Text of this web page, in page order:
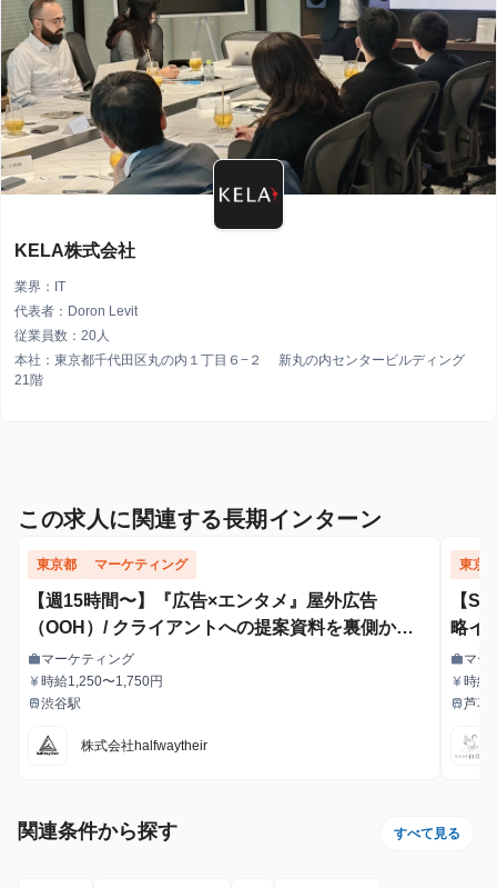
KELA株式会社
業界：IT
代表者：Doron Levit
従業員数：20人
本社：東京都千代田区丸の内１丁目６−２ 新丸の内センタービルディング
21階
この求人に関連する長期インターン
東京都 マーケティング
【週15時間〜】『広告×エンタメ』屋外広告
（OOH）/ クライアントへの提案資料を裏側から
支えるインターン！
職種
workマーケティング
給与
currency_yen時給1,250〜1,750円
最寄駅
train渋谷駅
株式会社halfwaytheir
東京
【
略イ
職種
workマー
給与
currency_yen時給
給・
最寄駅
train芦花
関連条件から探す すべて見る